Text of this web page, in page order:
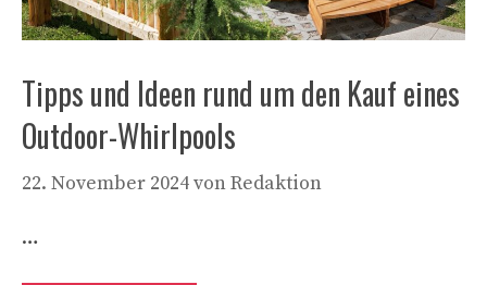
Tipps und Ideen rund um den Kauf eines
Outdoor-Whirlpools
22. November 2024vonRedaktion
…